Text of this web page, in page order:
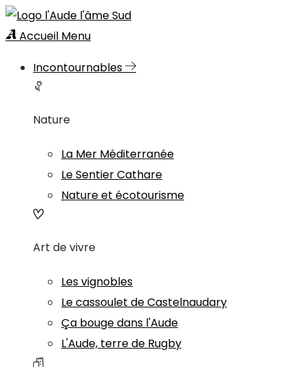
Accueil Menu
Incontournables
Nature
La Mer Méditerranée
Le Sentier Cathare
Nature et écotourisme
Art de vivre
Les vignobles
Le cassoulet de Castelnaudary
Ça bouge dans l'Aude
L'Aude, terre de Rugby